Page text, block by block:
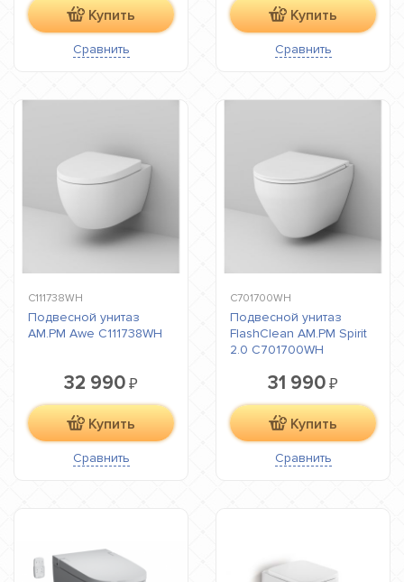
Купить
Сравнить
Купить
Сравнить
C111738WH
Подвесной унитаз
AM.PM Awe C111738WH
32 990 ₽
Купить
Сравнить
C701700WH
Подвесной унитаз
FlashClean AM.PM Spirit
2.0 C701700WH
31 990 ₽
Купить
Сравнить